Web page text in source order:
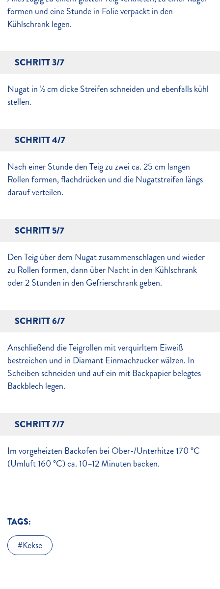
formen und eine Stunde in Folie verpackt in den
Kühlschrank legen.
SCHRITT 3/7
Nugat in ½ cm dicke Streifen schneiden und ebenfalls kühl
stellen.
SCHRITT 4/7
Nach einer Stunde den Teig zu zwei ca. 25 cm langen
Rollen formen, flachdrücken und die Nugatstreifen längs
darauf verteilen.
SCHRITT 5/7
Den Teig über dem Nugat zusammenschlagen und wieder
zu Rollen formen, dann über Nacht in den Kühlschrank
oder 2 Stunden in den Gefrierschrank geben.
SCHRITT 6/7
Anschließend die Teigrollen mit verquirltem Eiweiß
bestreichen und in Diamant Einmachzucker wälzen. In
Scheiben schneiden und auf ein mit Backpapier belegtes
Backblech legen.
SCHRITT 7/7
Im vorgeheizten Backofen bei Ober-/Unterhitze 170 °C
(Umluft 160 °C) ca. 10–12 Minuten backen.
TAGS:
Kekse